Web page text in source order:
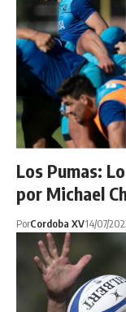
Los Pumas:
por Michael
PorCordoba XV14/07/